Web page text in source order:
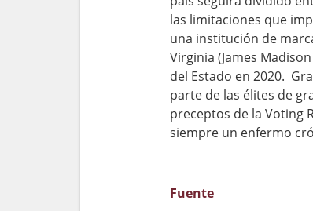
las limitaciones que
una institución de
Virginia (James
del Estado en 2020.
parte de las élites de
preceptos de la Voting
siempre un enfermo
Fuente